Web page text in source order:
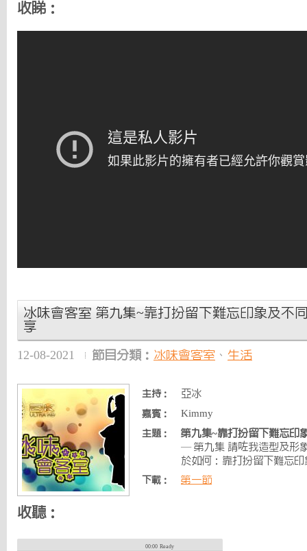
收睇：
冰味會客室 第九集~靠打扮留下難忘印象及不
享
12-08-2021 節目分類： 冰味會客室 、 生活
主持： 亞冰
嘉賓： Kimmy
主題：
第九集~靠打扮留下難忘印
— 第九集 請咗我造型及形
於如何：靠打扮留下難忘
下載： 第一節
收聽：
00:00 Ready